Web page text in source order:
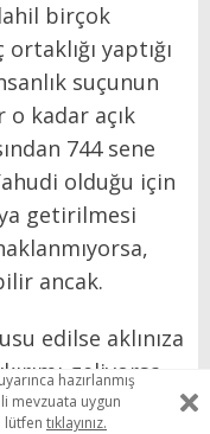
birçok
yaptığı
suçunun
o kadar açık
744 sene
olduğu için
getirilmesi
ancak.
edilse aklınıza
geliyorsa
ondan farklı
hazırlanmış
mevzuata uygun
lütfen tıklayınız.